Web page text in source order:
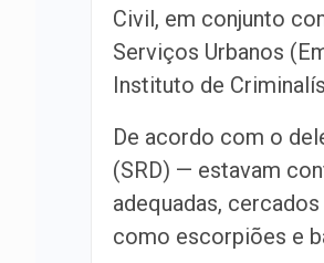
Civil, em conjunto
Serviços Urbanos
Instituto de
De acordo com o
(SRD) — estavam
adequadas,
como escorpiões e